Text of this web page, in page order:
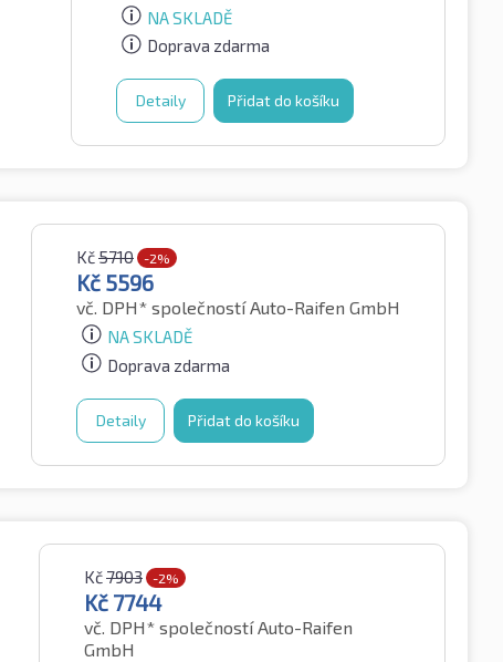
NA SKLADĚ
Doprava zdarma
Detaily Přidat do košíku
Kč5710 -2%
Kč 5596
vč. DPH* společností Auto-Raifen GmbH
NA SKLADĚ
Doprava zdarma
Detaily Přidat do košíku
Kč7903 -2%
Kč 7744
vč. DPH* společností Auto-Raifen
GmbH